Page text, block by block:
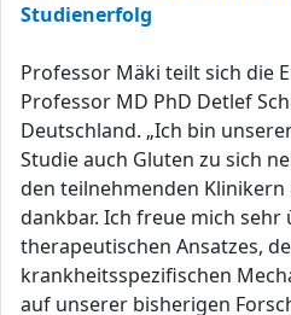
Studienerfolg
Professor Mäki teilt sich die
Professor MD PhD Detlef
Deutschland. „Ich bin
Studie auch Gluten zu sich
den teilnehmenden
dankbar. Ich freue mich
therapeutischen Ansatzes,
krankheitsspezifischen
auf unserer bisherigen